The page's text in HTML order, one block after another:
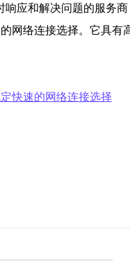
响应和解决问题的服务
网络连接选择。它具
快速的网络连接选择